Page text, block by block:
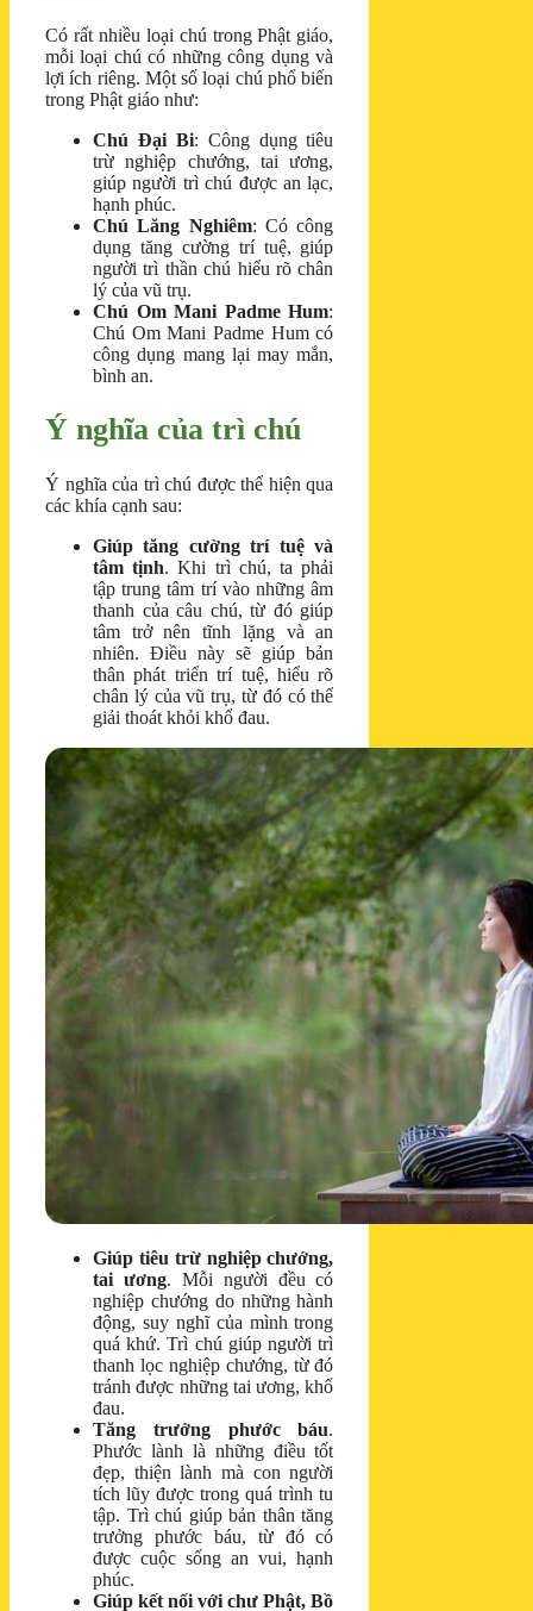
Có rất nhiều loại chú trong Phật giáo,
mỗi loại chú có những công dụng và
lợi ích riêng. Một số loại chú phổ biến
trong Phật giáo như:
Chú Đại Bi: Công dụng tiêu
trừ nghiệp chướng, tai ương,
giúp người trì chú được an lạc,
hạnh phúc.
Chú Lăng Nghiêm: Có công
dụng tăng cường trí tuệ, giúp
người trì thần chú hiểu rõ chân
lý của vũ trụ.
Chú Om Mani Padme Hum:
Chú Om Mani Padme Hum có
công dụng mang lại may mắn,
bình an.
Ý nghĩa của trì chú
Ý nghĩa của trì chú được thể hiện qua
các khía cạnh sau:
Giúp tăng cường trí tuệ và
tâm tịnh. Khi trì chú, ta phải
tập trung tâm trí vào những âm
thanh của câu chú, từ đó giúp
tâm trở nên tĩnh lặng và an
nhiên. Điều này sẽ giúp bản
thân phát triển trí tuệ, hiểu rõ
chân lý của vũ trụ, từ đó có thể
giải thoát khỏi khổ đau.
Giúp tiêu trừ nghiệp chướng,
tai ương. Mỗi người đều có
nghiệp chướng do những hành
động, suy nghĩ của mình trong
quá khứ. Trì chú giúp người trì
thanh lọc nghiệp chướng, từ đó
tránh được những tai ương, khổ
đau.
Tăng trưởng phước báu.
Phước lành là những điều tốt
đẹp, thiện lành mà con người
tích lũy được trong quá trình tu
tập. Trì chú giúp bản thân tăng
trưởng phước báu, từ đó có
được cuộc sống an vui, hạnh
phúc.
Giúp kết nối với chư Phật, Bồ